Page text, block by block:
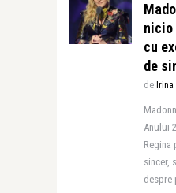
nicio
cu
de
de
Anului
Regina
sincer,
despre